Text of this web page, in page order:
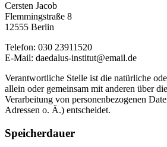
Cersten Jacob
Flemmingstraße 8
12555 Berlin
Telefon: 030 23911520
E-Mail: daedalus-institut@email.de
Verantwortliche Stelle ist die natürliche
allein oder gemeinsam mit anderen über
Verarbeitung von personenbezogenen
Adressen o. Ä.) entscheidet.
Speicherdauer